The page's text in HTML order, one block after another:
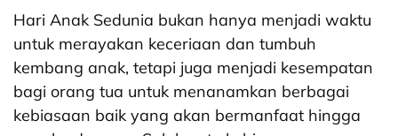
Hari Anak Sedunia bukan hanya menjadi waktu
untuk merayakan keceriaan dan tumbuh
kembang anak, tetapi juga menjadi kesempatan
bagi orang tua untuk menanamkan berbagai
kebiasaan baik yang akan bermanfaat hingga